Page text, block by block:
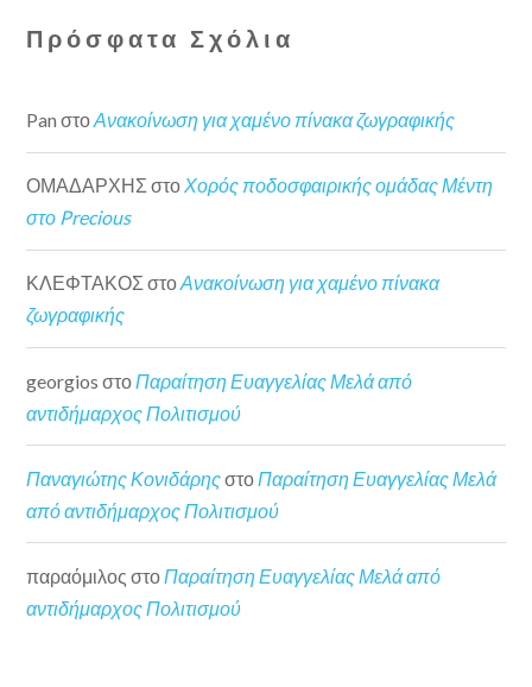
Πρόσφατα Σχόλια
Pan στοΑνακοίνωση για χαμένο πίνακα ζωγραφικής
ΟΜΑΔΑΡΧΗΣ στοΧορός ποδοσφαιρικής ομάδας Μέντη
στο Precious
ΚΛΕΦΤΑΚΟΣ στοΑνακοίνωση για χαμένο πίνακα
ζωγραφικής
georgios στο Παραίτηση Ευαγγελίας Μελά από
αντιδήμαρχος Πολιτισμού
Παναγιώτης ΚονιδάρηςστοΠαραίτηση Ευαγγελίας Μελά
από αντιδήμαρχος Πολιτισμού
παραόμιλος στοΠαραίτηση Ευαγγελίας Μελά από
αντιδήμαρχος Πολιτισμού